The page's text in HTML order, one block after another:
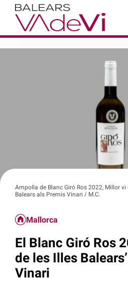
Ampolla de Blanc Giró Ros 2022, Millor vi
Balears als Premis Vinari / M.C.
Mallorca
El Blanc Giró Ros
de les Illes
Vinari